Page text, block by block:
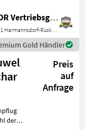
AGXOR Vertriebsgesellschaft Ost GmbH
2111 Harmannsdorf-Rückersdorf
Gold Händler
Preis
auf
Anfrage
der